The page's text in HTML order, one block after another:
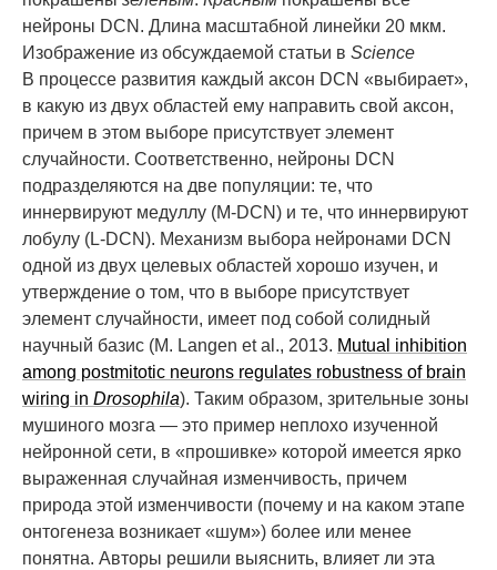
нейроны DCN. Длина масштабной линейки 20 мкм.
Изображение из обсуждаемой статьи в Science
В процессе развития каждый аксон DCN «выбирает»,
в какую из двух областей ему направить свой аксон,
причем в этом выборе присутствует элемент
случайности. Соответственно, нейроны DCN
подразделяются на две популяции: те, что
иннервируют медуллу (M-DCN) и те, что иннервируют
лобулу (L-DCN). Механизм выбора нейронами DCN
одной из двух целевых областей хорошо изучен, и
утверждение о том, что в выборе присутствует
элемент случайности, имеет под собой солидный
научный базис (M. Langen et al., 2013. Mutual inhibition
among postmitotic neurons regulates robustness of brain
wiring in Drosophila). Таким образом, зрительные зоны
мушиного мозга — это пример неплохо изученной
нейронной сети, в «прошивке» которой имеется ярко
выраженная случайная изменчивость, причем
природа этой изменчивости (почему и на каком этапе
онтогенеза возникает «шум») более или менее
понятна. Авторы решили выяснить, влияет ли эта